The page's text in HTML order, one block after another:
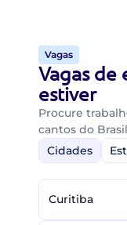
Vagas
Vagas de
estiver
Procure
cantos do
Cidades
Curitiba